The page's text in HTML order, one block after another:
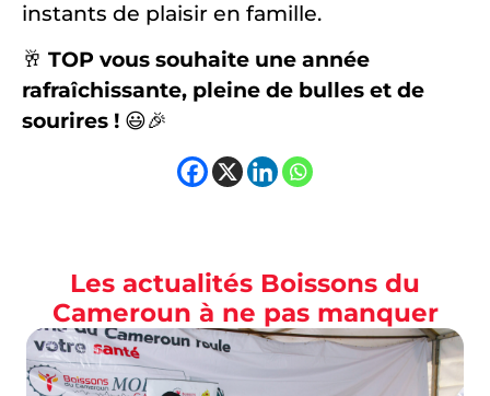
instants de plaisir en famille.
🥂 TOP vous souhaite une année
rafraîchissante, pleine de bulles et de
sourires ! 😃🎉
Les actualités Boissons du
Cameroun à ne pas manquer